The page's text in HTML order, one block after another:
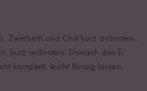
Zwiebeln und Chili kurz anbraten.
kurz anbraten. Danach das Ei
komplett, leicht flüssig lassen.